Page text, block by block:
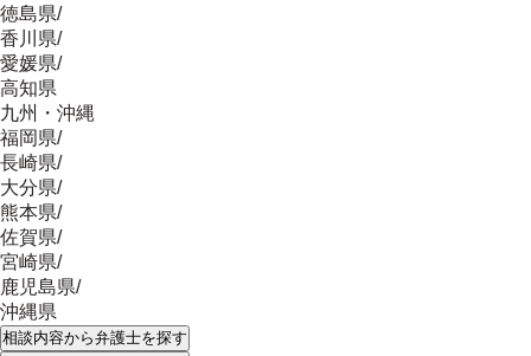
徳島県/
香川県/
愛媛県/
高知県
九州・沖縄
福岡県/
長崎県/
大分県/
熊本県/
佐賀県/
宮崎県/
鹿児島県/
沖縄県
相談内容から弁護士を探す